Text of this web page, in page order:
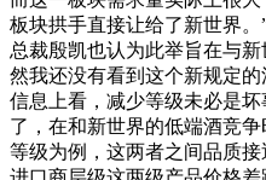
板块拱手直接让给了新世界
总裁殷凯也认为此举旨在与
然我还没有看到这个新规定
信息上看，减少等级未必是
了，在和新世界的低端酒竞
等级为例，这两者之间品质